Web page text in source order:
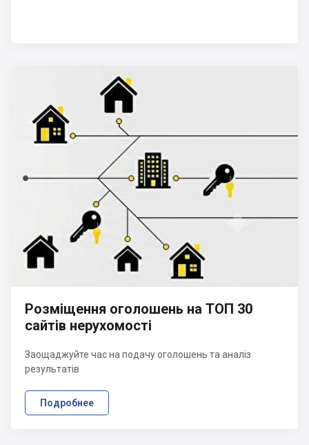
Розміщення оголошень на ТОП 30
сайтів нерухомості
Заощаджуйте час на подачу оголошень та аналіз
результатів
Подробнее